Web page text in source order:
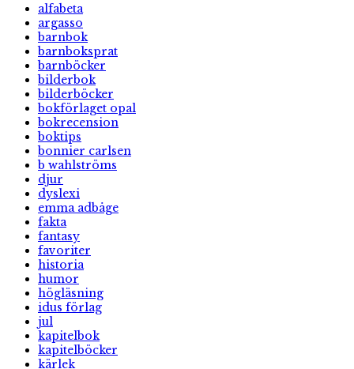
alfabeta
argasso
barnbok
barnboksprat
barnböcker
bilderbok
bilderböcker
bokförlaget opal
bokrecension
boktips
bonnier carlsen
b wahlströms
djur
dyslexi
emma adbåge
fakta
fantasy
favoriter
historia
humor
högläsning
idus förlag
jul
kapitelbok
kapitelböcker
kärlek